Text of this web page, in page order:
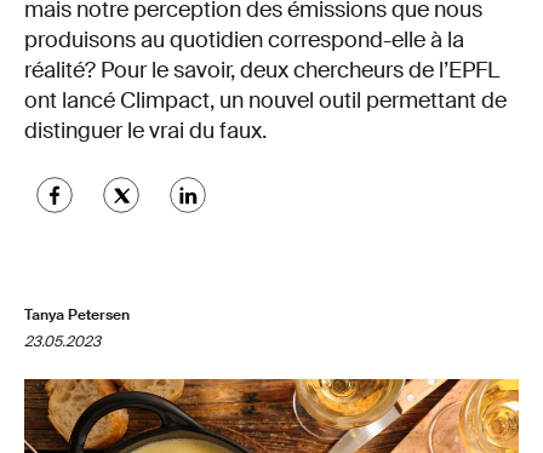
mais notre perception des émissions que nous
produisons au quotidien correspond-elle à la
réalité? Pour le savoir, deux chercheurs de l’EPFL
ont lancé Climpact, un nouvel outil permettant de
distinguer le vrai du faux.
Tanya Petersen
23.05.2023